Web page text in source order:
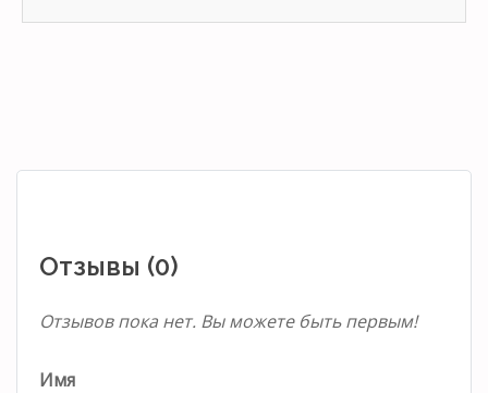
Отзывы (0)
Отзывов пока нет. Вы можете быть первым!
Имя